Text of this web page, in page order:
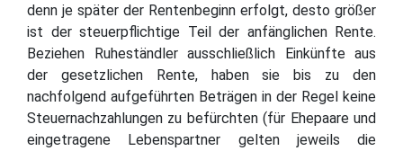
denn je später der Rentenbeginn erfolgt, desto größer
ist der steuerpflichtige Teil der anfänglichen Rente.
Beziehen Ruheständler ausschließlich Einkünfte aus
der gesetzlichen Rente, haben sie bis zu den
nachfolgend aufgeführten Beträgen in der Regel keine
Steuernachzahlungen zu befürchten (für Ehepaare und
eingetragene Lebenspartner gelten jeweils die